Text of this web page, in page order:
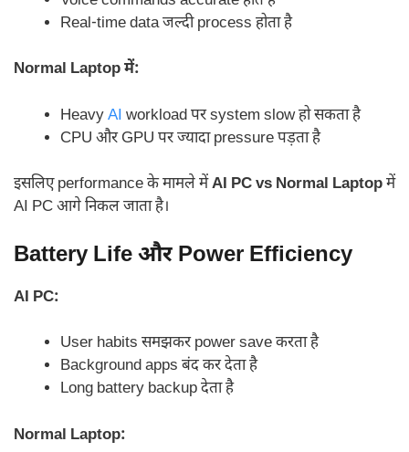
Real-time data जल्दी process होता है
Normal Laptop में:
HeavyAI workload पर system slow हो सकता है
CPU और GPU पर ज्यादा pressure पड़ता है
इसलिए performance के मामले मेंAI PC vs Normal Laptopमें
AI PC आगे निकल जाता है।
Battery Life और Power Efficiency
AI PC:
User habits समझकर power save करता है
Background apps बंद कर देता है
Long battery backup देता है
Normal Laptop: